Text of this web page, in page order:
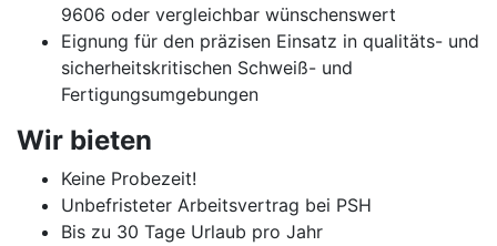
9606 oder vergleichbar wünschenswert
Eignung für den präzisen Einsatz in qualitäts- und
sicherheitskritischen Schweiß- und
Fertigungsumgebungen
Wir bieten
Keine Probezeit!
Unbefristeter Arbeitsvertrag bei PSH
Bis zu 30 Tage Urlaub pro Jahr